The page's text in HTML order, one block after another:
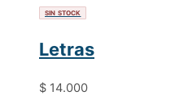
SIN STOCK
Letras
$ 14.000